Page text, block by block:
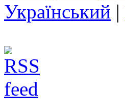
Український |